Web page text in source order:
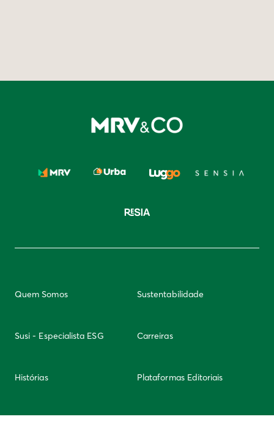
Quem Somos Sustentabilidade
Susi - Especialista ESG Carreiras
Histórias Plataformas Editoriais
Newsletter Integridade